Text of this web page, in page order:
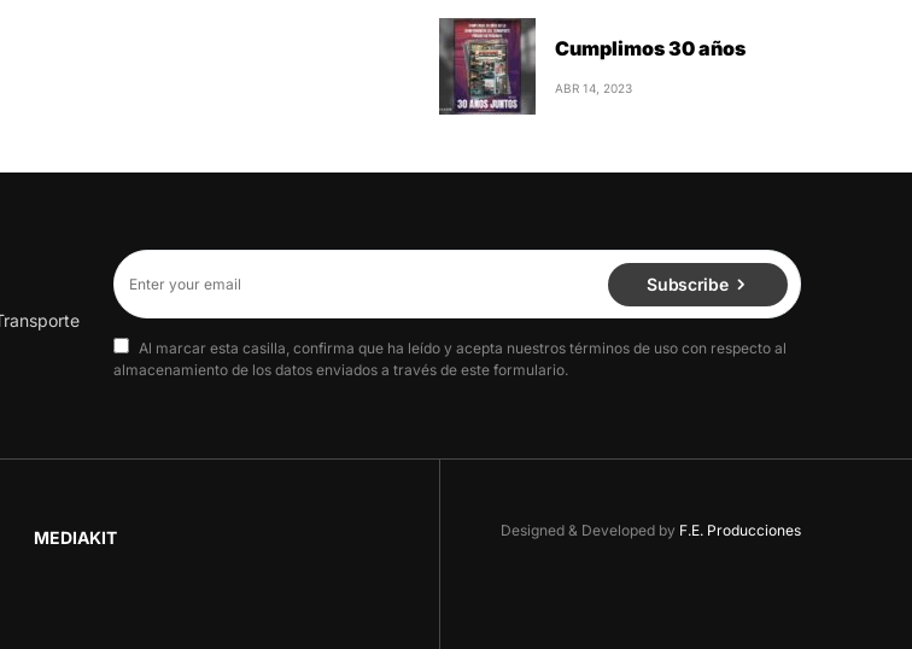
Cumplimos 30 años
ABR 14, 2023
Subscribe
Al marcar esta casilla, confirma que ha leído y acepta nuestros términos de uso con respecto al
almacenamiento de los datos enviados a través de este formulario.
MEDIAKIT Designed & Developed by F.E. Producciones